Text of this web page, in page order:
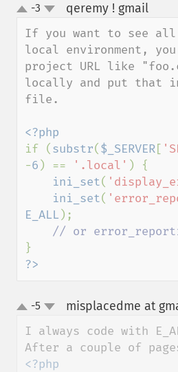
up-3 qeremy ! gmail¶
If you want to see
local environment,
project URL like
locally and put that
file.
if ( substr( $_SERVER[
-6 ) == '.local' ) {
ini_set(
ini_set(
E_ALL );
?>
up-5 misplacedme at
I always code with
<?php